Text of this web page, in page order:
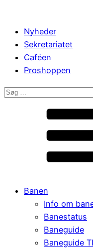
Nyheder
Sekretariatet
Caféen
Proshoppen
Søg
Banen
Info om
Banestatus
Baneguide
Baneguide